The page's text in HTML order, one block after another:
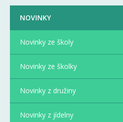
NOVINKY
Novinky ze školy
Novinky ze školky
Novinky z družiny
Novinky z jídelny